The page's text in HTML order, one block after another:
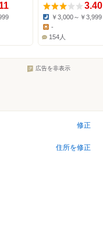
3.40
Dinner:
￥3,000～￥3,999
-
154人
広告を非表示
修正
住所を修正